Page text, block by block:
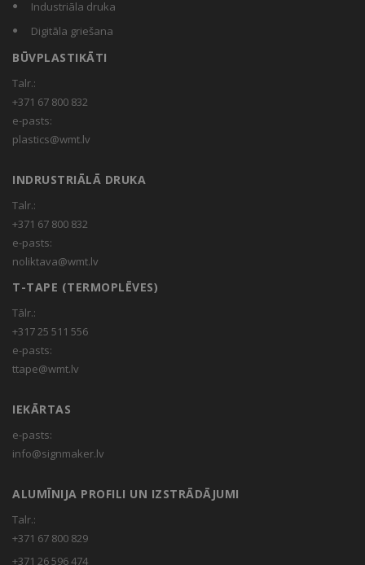
Industriāla druka
Digitāla griešana
BŪVPLASTIKĀTI
Talr.:
+371 67 800 832
e-pasts:
plastics@wmt.lv
INDRUSTRIĀLĀ DRUKA
Talr.:
+371 67 800 832
e-pasts:
noliktava@wmt.lv
T-TAPE (TERMOPLĒVES)
Tālr.:
+317 25 511 556
e-pasts:
ttape@wmt.lv
IEKĀRTAS
e-pasts:
info@signmaker.lv
ALUMĪNIJA PROFILI UN IZSTRĀDĀJUMI
Talr.:
+371 67 800 829
+371 26 596 474